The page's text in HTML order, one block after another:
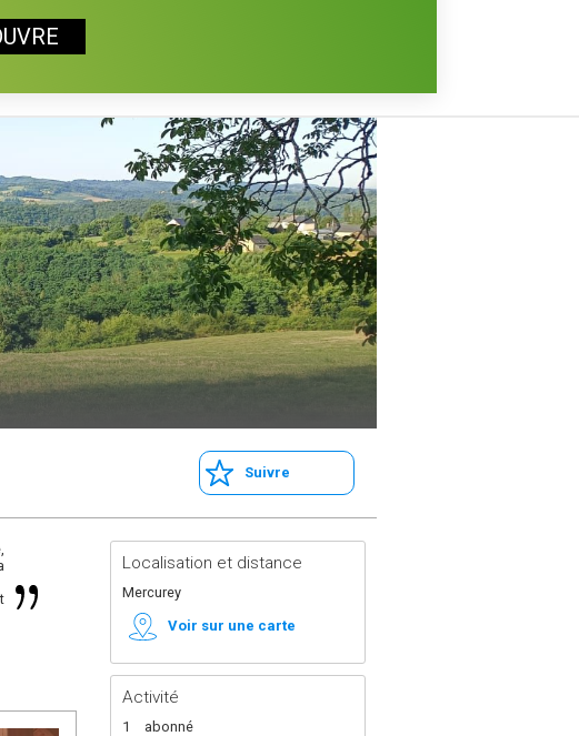
Suivre
Localisation et distance
Mercurey
Voir sur une carte
Activité
1
abonné